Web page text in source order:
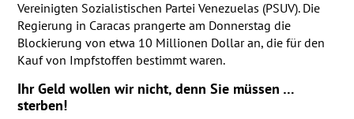
Vereinigten Sozialistischen Partei Venezuelas (PSUV). Die
Regierung in Caracas prangerte am Donnerstag die
Blockierung von etwa 10 Millionen Dollar an, die für den
Kauf von Impfstoffen bestimmt waren.
Ihr Geld wollen wir nicht, denn Sie müssen …
sterben!